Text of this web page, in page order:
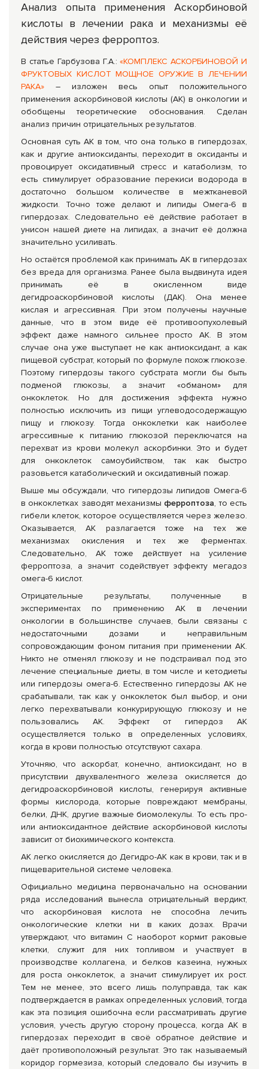
Анализ опыта применения Аскорбиновой
кислоты в лечении рака и механизмы её
действия через ферроптоз.
В статье Гарбузова Г.А.:«КОМПЛЕКС АСКОРБИНОВОЙ И
ФРУКТОВЫХ КИСЛОТ МОЩНОЕ ОРУЖИЕ В ЛЕЧЕНИИ
РАКА» – изложен весь опыт положительного
применения аскорбиновой кислоты (АК) в онкологии и
обобщены теоретические обоснования. Сделан
анализ причин отрицательных результатов.
Основная суть АК в том, что она только в гипердозах,
как и другие антиоксиданты, переходит в оксиданты и
провоцирует оксидативный стресс и катаболизм, то
есть стимулирует образование перекиси водорода в
достаточно большом количестве в межтканевой
жидкости. Точно тоже делают и липиды Омега-6 в
гипердозах. Следовательно её действие работает в
унисон нашей диете на липидах, а значит её должна
значительно усиливать.
Но остаётся проблемой как принимать АК в гипердозах
без вреда для организма. Ранее была выдвинута идея
принимать её в окисленном виде
дегидроаскорбиновой кислоты (ДАК). Она менее
кислая и агрессивная. При этом получены научные
данные, что в этом виде её противоопухолевый
эффект даже намного сильнее просто АК. В этом
случае она уже выступает не как антиоксидант, а как
пищевой субстрат, который по формуле похож глюкозе.
Поэтому гипердозы такого субстрата могли бы быть
подменой глюкозы, а значит «обманом» для
онкоклеток. Но для достижения эффекта нужно
полностью исключить из пищи углеводосодержащую
пищу и глюкозу. Тогда онкоклетки как наиболее
агрессивные к питанию глюкозой переключатся на
перехват из крови молекул аскорбинки. Это и будет
для онкоклеток самоубийством, так как быстро
разовьется катаболический и оксидативный пожар.
Выше мы обсуждали, что гипердозы липидов Омега-6
в онкоклетках заводят механизмы ферроптоза, то есть
гибели клеток, которое осуществляется через железо.
Оказывается, АК разлагается тоже на тех же
механизмах окисления и тех же ферментах.
Следовательно, АК тоже действует на усиление
ферроптоза, а значит содействует эффекту мегадоз
омега-6 кислот.
Отрицательные результаты, полученные в
экспериментах по применению АК в лечении
онкологии в большинстве случаев, были связаны с
недостаточными дозами и неправильным
сопровождающим фоном питания при применении АК.
Никто не отменял глюкозу и не подстраивал под это
лечение специальные диеты, в том числе и кетодиеты
или гипердозы омега-6. Естественно гипердозы АК не
срабатывали, так как у онкоклеток был выбор, и они
легко перехватывали конкурирующую глюкозу и не
пользовались АК. Эффект от гипердоз АК
осуществляется только в определенных условиях,
когда в крови полностью отсутствуют сахара.
Уточняю, что аскорбат, конечно, антиоксидант, но в
присутствии двухвалентного железа окисляется до
дегидроаскорбиновой кислоты, генерируя активные
формы кислорода, которые повреждают мембраны,
белки, ДНК, другие важные биомолекулы. То есть про-
или антиоксидантное действие аскорбиновой кислоты
зависит от биохимического контекста.
АК легко окисляется до Дегидро-АК как в крови, так и в
пищеварительной системе человека.
Официально медицина первоначально на основании
ряда исследований вынесла отрицательный вердикт,
что аскорбиновая кислота не способна лечить
онкологические клетки ни в каких дозах. Врачи
утверждают, что витамин С наоборот кормит раковые
клетки, служит для них топливом и участвует в
производстве коллагена, и белков казеина, нужных
для роста онкоклеток, а значит стимулирует их рост.
Тем не менее, это всего лишь полуправда, так как
подтверждается в рамках определенных условий, тогда
как эта позиция ошибочна если рассматривать другие
условия, учесть другую сторону процесса, когда АК в
гипердозах переходит в своё обратное действие и
даёт противоположный результат. Это так называемый
коридор гормезиза, который следовало бы изучить в